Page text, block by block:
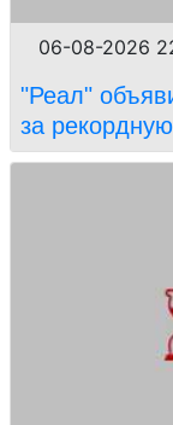
06-08-2026
"Реал"
за